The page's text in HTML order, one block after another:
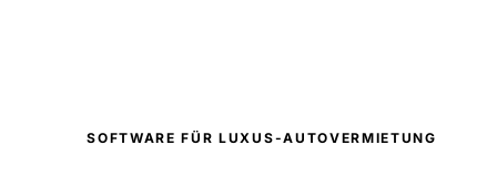
SOFTWARE FÜR LUXUS-AUTOVERMIETUNG